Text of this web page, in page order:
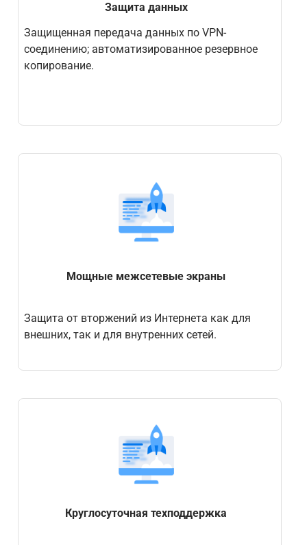
Защита данных
Защищенная передача данных по VPN-
соединению; автоматизированное резервное
копирование.
Мощные межсетевые экраны
Защита от вторжений из Интернета как для
внешних, так и для внутренних сетей.
Круглосуточная техподдержка